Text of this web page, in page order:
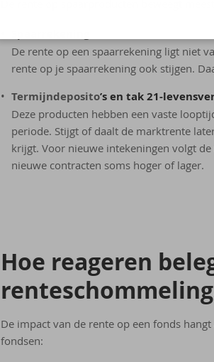
De rente op spaarproducten beweegt
De rente op een spaarrekening ligt niet
rente op je spaarrekening ook stijgen.
Termijndeposito’s en tak 21-
Deze producten hebben een vaste
periode. Stijgt of daalt de marktrente
krijgt. Voor nieuwe intekeningen volgt
nieuwe contracten soms hoger of lager.
Hoe re­a­ge­ren
De impact van de rente op een fonds
fondsen: